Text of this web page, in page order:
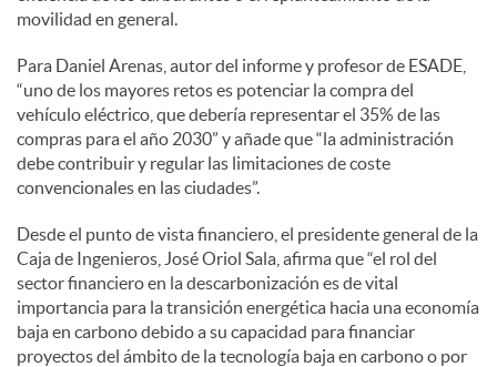
movilidad en general.
Para Daniel Arenas, autor del informe y profesor de ESADE,
“uno de los mayores retos es potenciar la compra del
vehículo eléctrico, que debería representar el 35% de las
compras para el año 2030” y añade que “la administración
debe contribuir y regular las limitaciones de coste
convencionales en las ciudades”.
Desde el punto de vista financiero, el presidente general de la
Caja de Ingenieros, José Oriol Sala, afirma que “el rol del
sector financiero en la descarbonización es de vital
importancia para la transición energética hacia una economía
baja en carbono debido a su capacidad para financiar
proyectos del ámbito de la tecnología baja en carbono o por